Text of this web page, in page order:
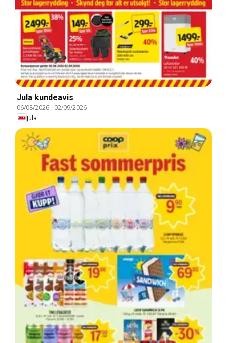
Jula kundeavis
06/08/2026- 02/09/2026
Jula